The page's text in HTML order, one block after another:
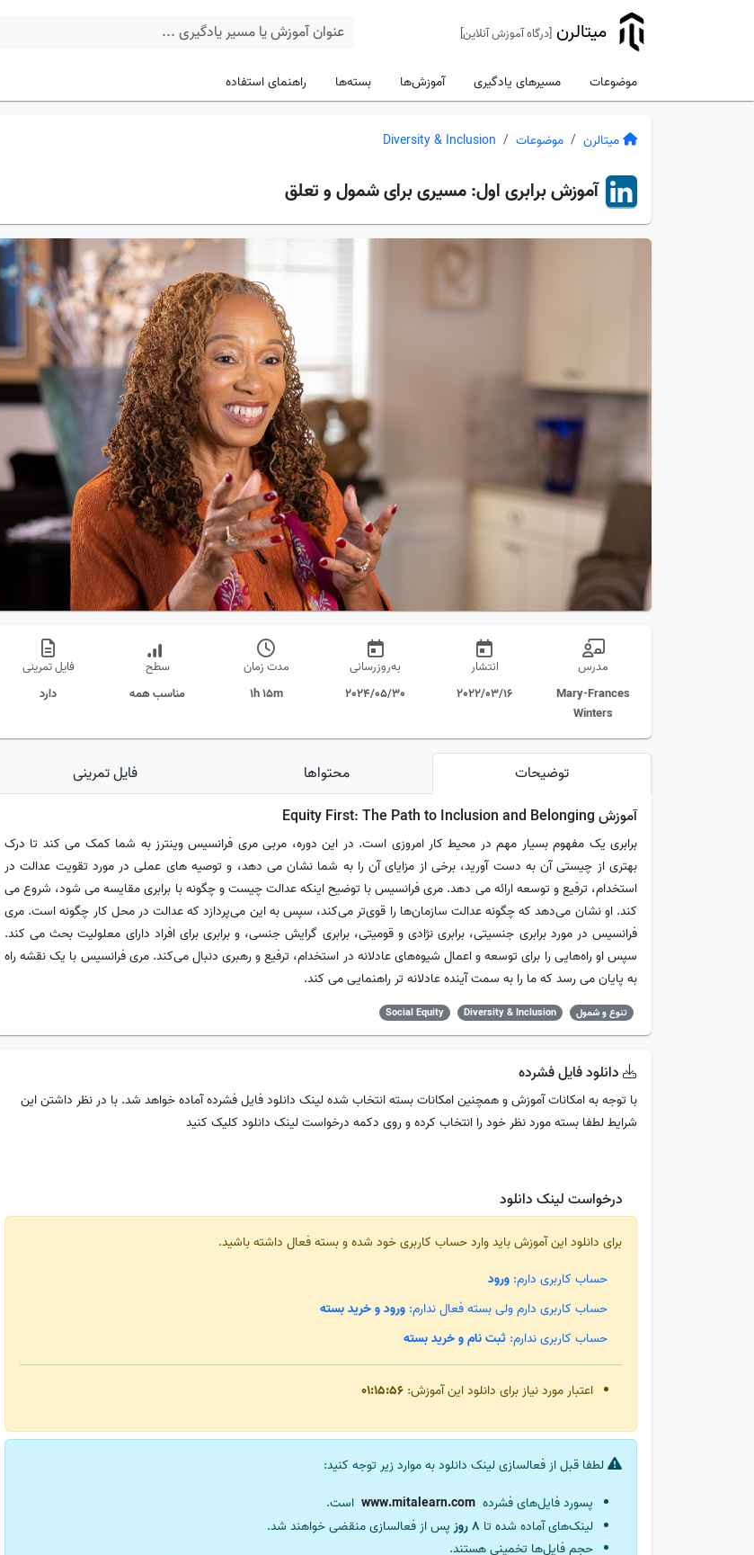
میتالرن [درگاه آموزش آنلاین]
موضوعات مسیرهای یادگیری آموزش‌ها بسته‌ها راهنمای استفاده
میتالرن موضوعات Diversity & Inclusion
آموزشبرابری اول: مسیری برای شمول و تعلق
مدرس
Mary-Frances
Winters
انتشار
2022/03/16
به‌روز‌رسانی
2024/05/30
مدت زمان
1h 15m
سطح
مناسب همه
فایل تمرینی
دارد
توضیحات محتواها
فایل تمرینی
آموزش Equity First: The Path to Inclusion and Belonging
برابری یک مفهوم بسیار مهم در محیط کار امروزی است. در این دوره، مربی مری فرانسیس وینترز به شما کمک می کند تا درک
بهتری از چیستی آن به دست آورید، برخی از مزایای آن را به شما نشان می دهد، و توصیه های عملی در مورد تقویت عدالت در
استخدام، ترفیع و توسعه ارائه می دهد. مری فرانسیس با توضیح اینکه عدالت چیست و چگونه با برابری مقایسه می شود، شروع می
کند. او نشان می‌دهد که چگونه عدالت سازمان‌ها را قوی‌تر می‌کند، سپس به این می‌پردازد که عدالت در محل کار چگونه است. مری
فرانسیس در مورد برابری جنسیتی، برابری نژادی و قومیتی، برابری گرایش جنسی، و برابری برای افراد دارای معلولیت بحث می کند.
سپس او راه‌هایی را برای توسعه و اعمال شیوه‌های عادلانه در استخدام، ترفیع و رهبری دنبال می‌کند. مری فرانسیس با یک نقشه راه
به پایان می رسد که ما را به سمت آینده عادلانه تر راهنمایی می کند.
تنوع و شمول Diversity & Inclusion
Social Equity
دانلود فایل فشرده
با توجه به امکانات آموزش و همچنین امکانات بسته انتخاب شده لینک دانلود فایل فشرده آماده خواهد شد. با در نظر داشتن این
شرایط لطفا بسته مورد نظر خود را انتخاب کرده و روی دکمه درخواست لینک دانلود کلیک کنید
درخواست لینک دانلود
برای دانلود این آموزش باید وارد حساب کاربری خود شده و بسته فعال داشته باشید.
حساب کاربری دارم: ورود
حساب کاربری دارم ولی بسته فعال ندارم: ورود و خرید بسته
حساب کاربری ندارم: ثبت نام و خرید بسته
اعتبار مورد نیاز برای دانلود این آموزش: 01:15:56
لطفا قبل از فعالسازی لینک دانلود به موارد زیر توجه کنید:
پسورد فایل‌های فشرده
است.
لینک‌های آماده شده تا 8 روز
پس از فعالسازی منقضی خواهند شد.
حجم فایل‌ها تخمینی هستند.